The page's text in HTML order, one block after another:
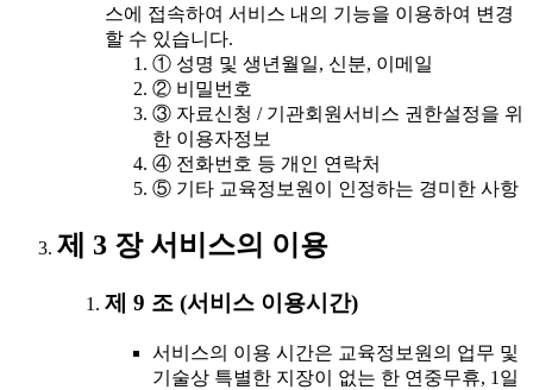
스에 접속하여 서비스 내의 기능을 이용하여 변경
할 수 있습니다.
① 성명 및 생년월일, 신분, 이메일
② 비밀번호
③ 자료신청 / 기관회원서비스 권한설정을 위
한 이용자정보
④ 전화번호 등 개인 연락처
⑤ 기타 교육정보원이 인정하는 경미한 사항
제 3 장 서비스의 이용
제 9 조 (서비스 이용시간)
서비스의 이용 시간은 교육정보원의 업무 및
기술상 특별한 지장이 없는 한 연중무휴, 1일